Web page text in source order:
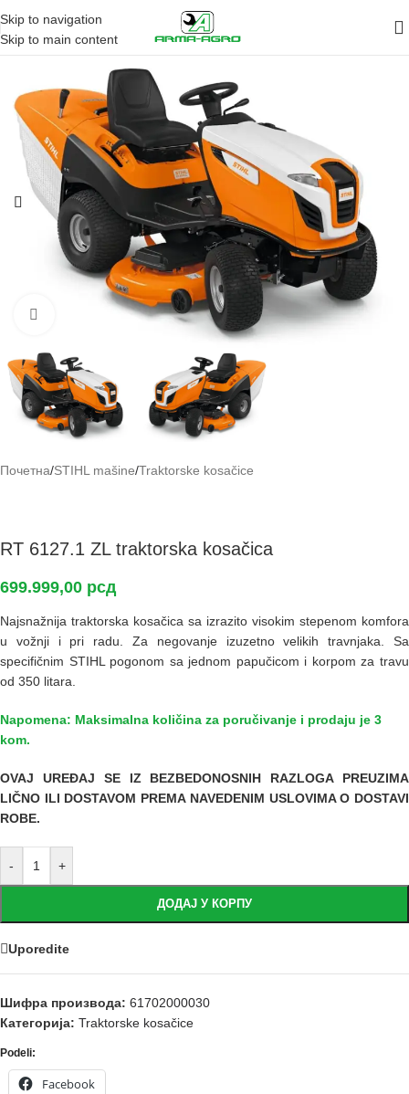
Skip to navigation
Skip to main content
Кликните да повећа слику
Почетна/STIHL mašine/Traktorske kosačice
RT 6127.1 ZL traktorska kosačica
699.999,00 рсд
Najsnažnija traktorska kosačica sa izrazito visokim stepenom komfora
u vožnji i pri radu. Za negovanje izuzetno velikih travnjaka. Sa
specifičnim STIHL pogonom sa jednom papučicom i korpom za travu
od 350 litara.
Napomena: Maksimalna količina za poručivanje i prodaju je 3
kom.
OVAJ UREĐAJ SE IZ BEZBEDONOSNIH RAZLOGA PREUZIMA
LIČNO ILI DOSTAVOM PREMA NAVEDENIM USLOVIMA O DOSTAVI
ROBE.
- +
ДОДАЈ У КОРПУ
Uporedite
Шифра производа: 61702000030
Категорија: Traktorske kosačice
Podeli:
Facebook